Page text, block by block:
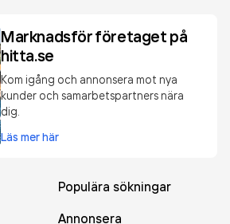
Marknadsför företaget på
hitta.se
Kom igång och annonsera mot nya
kunder och samarbetspartners nära
dig.
Läs mer här
Populära sökningar
Annonsera